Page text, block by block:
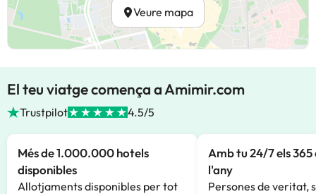
Veure mapa
El teu viatge comença a Amimir.com
Trustpilot 4.5/5
Més de 1.000.000 hotels
disponibles
Allotjaments disponibles per tot
Amb tu 24/7 els 365
l'any
Persones de veritat,